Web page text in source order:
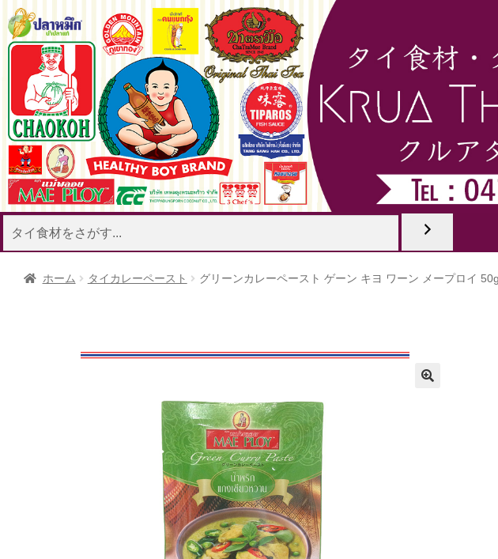
ナンプラー タイ調味料
ココナッツミル
ク
ココナッツ製品 カレーペースト
ホーム タイカレーペースト グリーンカレーペースト ゲーン キヨ ワーン メープロイ 50g